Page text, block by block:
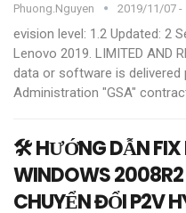
Phuong.nguyen 2019/11/07 -
evision level: 1.2 Updated: 2
Lenovo 2019. LIMITED AND
data or software is delivered
Administration "GSA"
🛠️ HƯỚNG DẪN FIX
WINDOWS 2008R2
CHUYỂN ĐỔI P2V